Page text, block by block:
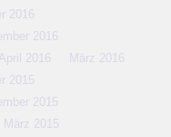
2016
2016
April 2016
März 2016
2015
2015
März 2015